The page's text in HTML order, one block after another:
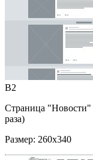
B2
Страница "Новости"
раза)
Размер: 260x340